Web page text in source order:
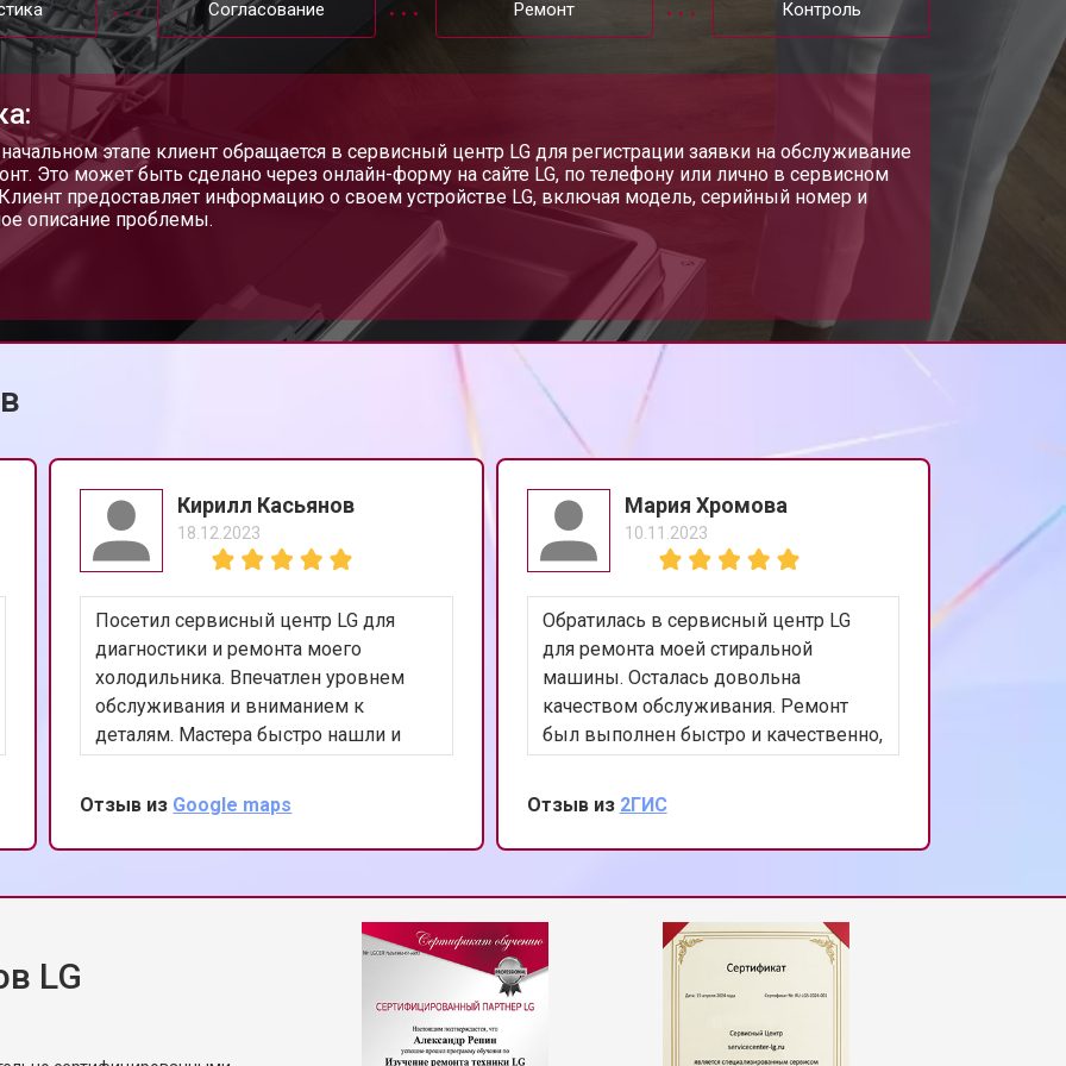
от 40 мин от 850 ₽ Заказать
от 70 мин от 2200 ₽
от 50 мин от 2000 ₽
от 1600 ₽
протечек от 70 мин от 1800 ₽ Заказать
от 50 мин от 1100 ₽ Заказать
от 50 мин от 2450 ₽
от 1550 ₽
от 50 мин от 2000 ₽
LG от 1750 ₽ Заказать
от 50 мин от 1590 ₽ Заказать
Согласование Ремонт Контроль
этапе клиент обращается в сервисный центр LG для регистрации заявки на обслуживание
Это может быть сделано через онлайн-форму на сайте LG, по телефону или лично в сервисном
предоставляет информацию о своем устройстве LG, включая модель, серийный номер и
описание проблемы.
Кирилл Касьянов
18.12.2023
Посетил сервисный центр LG для
диагностики и ремонта моего
холодильника. Впечатлен уровнем
обслуживания и вниманием к
деталям. Мастера быстро нашли и
устранили проблему, а также
предоставили полезные советы по
уходу за устройством. Ценю ваш
профессионализм и рекомендую
Отзыв из Google maps
Мария Хромова
10.11.2023
Обратилась в сервисный центр LG
для ремонта моей стиральной
машины. Осталась довольна
качеством обслуживания. Ремонт
был выполнен быстро и качественно,
а персонал был очень вежлив и
отзывчив. Спасибо за вашу помощь и
внимание к клиентам!
Отзыв из 2ГИС
LG